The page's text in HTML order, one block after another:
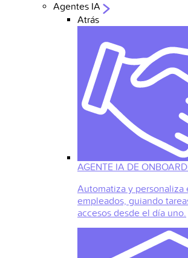
Agentes IA
Atrás
AGENTE IA DE
Automatiza y personaliza
empleados, guiando
accesos desde el día uno.